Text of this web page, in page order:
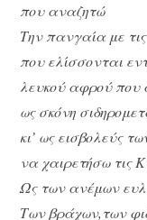
που αναζητώ
Την πανγαία με
που ελίσσονται
λευκού αφρού που
ως σκόνη
κι’ ως εισβολεύς
να χαιρετήσω τις
Ως των ανέμων
Των βράχων,των